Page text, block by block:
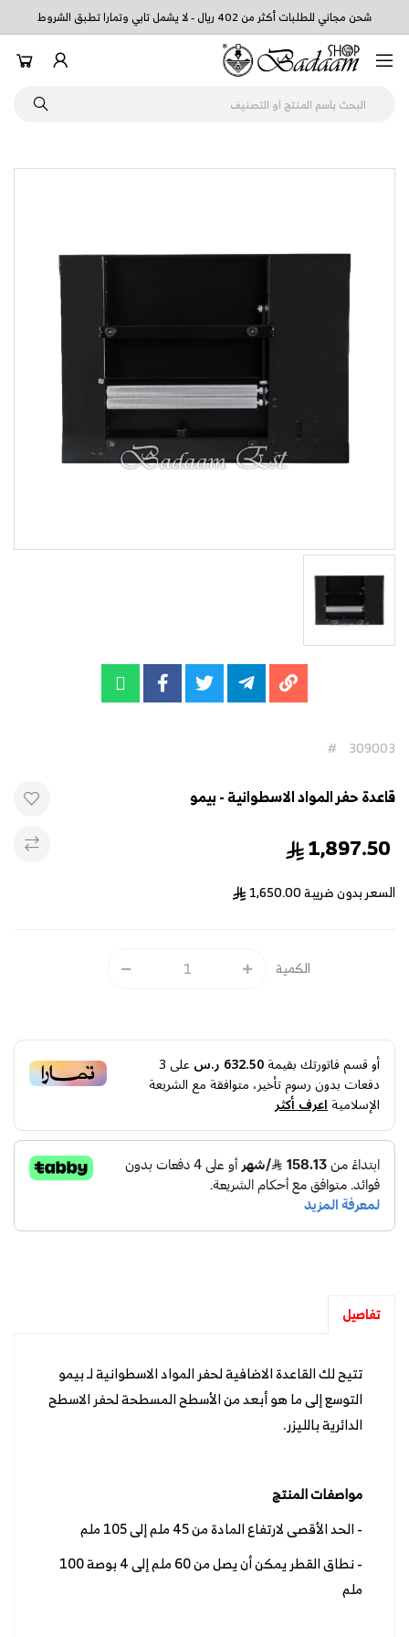
شحن مجاني للطلبات أكثر من 402 ريال - لا يشمل تابي وتمارا تطبق الشروط
309003
#
قاعدة حفر المواد الاسطوانية - بيمو
1,897.50
السعر بدون ضريبة1,650.00
الكمية
أو قسم فاتورتك بقيمة632.50 ر.س على3
دفعات بدون رسوم تأخير، متوافقة مع الشريعة
الإسلاميةاعرف أكثر
تفاصيل
تتيح لك القاعدة الاضافية لحفر المواد الاسطوانية لـ بيمو
التوسع إلى ما هو أبعد من الأسطح المسطحة لحفر الاسطح
الدائرية بالليزر.
مواصفات المنتج
- الحد الأقصى لارتفاع المادة من 45 ملم إلى 105 ملم
- نطاق القطر يمكن أن يصل من 60 ملم إلى 4 بوصة 100
ملم